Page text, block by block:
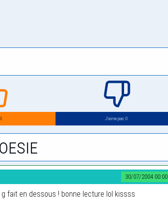
J’aime pas: 0
30/07/2004 00:00
fait en dessous ! bonne lecture lol kissss